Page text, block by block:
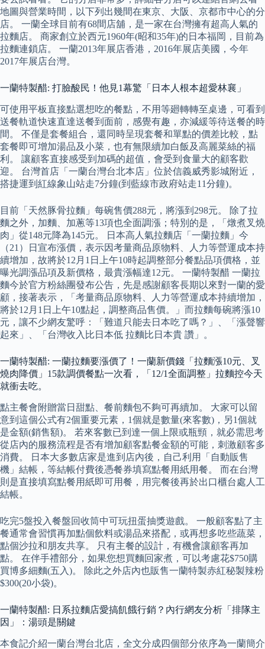
地圖與營業時間，以下列出幾間在東京、大阪、京都市中心的分
店。 一蘭全球目前有68間店舖，是一家在台灣擁有超高人氣的
拉麵店。 商家創立於西元1960年(昭和35年)的日本福岡，目前為
拉麵連鎖店。 一蘭2013年展店香港，2016年展店美國，今年
2017年展店台灣。
一蘭特製醋: 打臉酸民！他見1幕驚「日本人根本超愛林襄」
可使用平板直接點選想吃的餐點，不用等廻轉轉至桌邊，可看到
送餐軌道快速直達送餐到面前，感覺有趣，亦減緩等待送餐的時
間。 不僅是套餐組合，還同時呈現套餐和單點的價差比較，點
套餐即可增加湯品及小菜，也有無限續加白飯及高麗菜絲的福
利。 讓顧客直接感受到加碼的超值，會受到食量大的顧客歡
迎。 台灣首店「一蘭台灣台北本店」位於信義威秀影城附近，
搭捷運到紅線象山站走7分鐘(到藍線市政府站走11分鐘)。
目前「天然豚骨拉麵」每碗售價288元，將漲到298元。 除了拉
麵之外，加麵、加蔥等13項也全面調漲；特別的是，「燉煮叉燒
肉」從148元降為145元。 日本高人氣拉麵店「一蘭拉麵」今
（21）日宣布漲價，表示因考量商品原物料、人力等營運成本持
續增加，故將於12月1日上午10時起調整部分餐點品項價格，並
曝光調漲品項及新價格，最貴漲幅達12元。 一蘭特製醋 一蘭拉
麵今於官方粉絲團發布公告，先是感謝顧客長期以來對一蘭的愛
顧，接著表示，「考量商品原物料、人力等營運成本持續增加，
將於12月1日上午10點起，調整商品售價。」而拉麵每碗將漲10
元，讓不少網友驚呼：「難道只能去日本吃了嗎？」、「漲聲響
起來」、「台灣收入比日本低 拉麵比日本貴 讚」。
一蘭特製醋: 一蘭拉麵要漲價了！一蘭新價錢「拉麵漲10元、叉
燒肉降價」15款調價餐點一次看，「12/1全面調整」拉麵控今天
就衝去吃。
點主餐會附贈當日甜點、餐前麵包不夠可再續加。 大家可以留
意到這個公式有2個重要元素，1個就是數量(來客數)，另1個就
是金額(銷售額)。 若來客數已到達一個上限或瓶頸，就必需思考
從店內的服務流程是否有增加顧客點餐金額的可能，刺激顧客多
消費。 日本大多數店家是進到店內後，自己利用「自動販售
機」結帳，等結帳付費後憑餐券填寫點餐用紙用餐。 而在台灣
則是直接填寫點餐用紙即可用餐，用完餐後再於出口櫃台處人工
結帳。
吃完5盤投入餐盤回收筒中可玩扭蛋抽獎遊戲。 一般顧客點了主
餐通常會習慣再加點個飲料或湯品來搭配，或再想多吃些蔬菜，
點個沙拉和朋友共享。 只有主餐的設計，有機會讓顧客再加
點。 在伴手禮部分，如果您想買麵回家煮，可以考慮花$750購
買博多細麵(五入)。 除此之外店內也販售一蘭特製赤紅秘製辣粉
$300(20小袋)。
一蘭特製醋: 日系拉麵店愛搞飢餓行銷？內行網友分析「排隊主
因」：湯頭是關鍵
本食記介紹一蘭台灣台北店，全文分成四個部分依序為一蘭簡介